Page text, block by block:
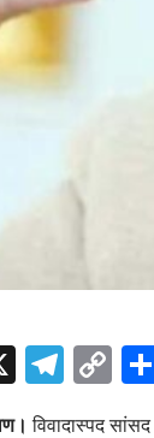
X
विवादास्पद